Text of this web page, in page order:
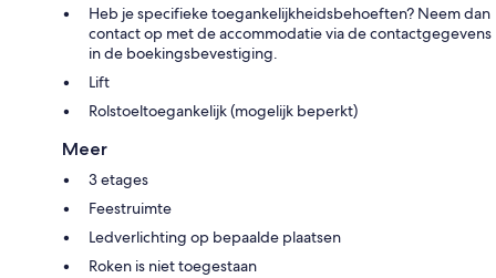
Heb je specifieke toegankelijkheidsbehoeften? Neem dan
contact op met de accommodatie via de contactgegevens
in de boekingsbevestiging.
Lift
Rolstoeltoegankelijk (mogelijk beperkt)
Meer
3 etages
Feestruimte
Ledverlichting op bepaalde plaatsen
Roken is niet toegestaan